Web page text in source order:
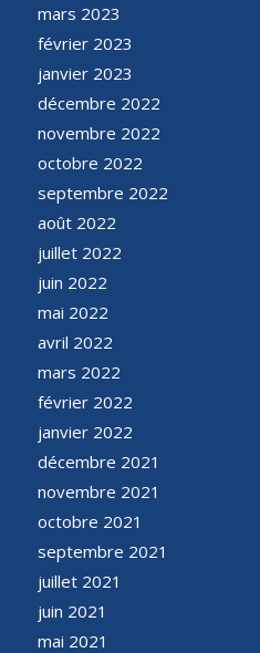
mars 2023
février 2023
janvier 2023
décembre 2022
novembre 2022
octobre 2022
septembre 2022
août 2022
juillet 2022
juin 2022
mai 2022
avril 2022
mars 2022
février 2022
janvier 2022
décembre 2021
novembre 2021
octobre 2021
septembre 2021
juillet 2021
juin 2021
mai 2021